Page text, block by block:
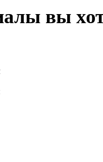
вы